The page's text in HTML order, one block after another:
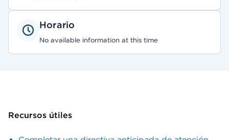
Horario
No available information at this time
Recursos útiles